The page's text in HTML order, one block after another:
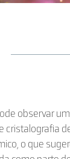
observar
cristalografia
o que